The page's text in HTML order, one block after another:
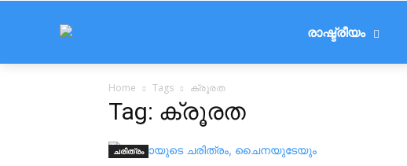
രാഷ്ട്രീയം
Home Tags ക്രൂരത
Tag: ക്രൂരത
ചരിത്രം